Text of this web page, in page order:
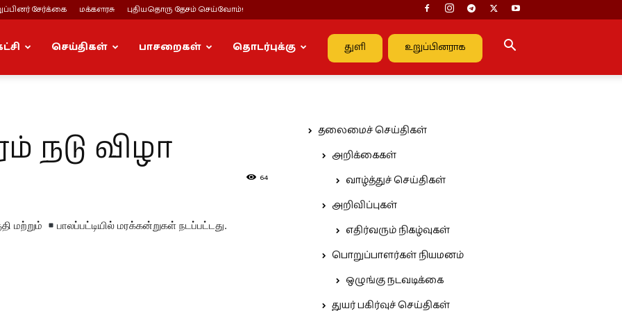
சேர்க்கை மக்களரசு புதியதொரு தேசம் செய்வோம்!
துளி உறுப்பினராக
செய்திகள் பாசறைகள் தொடர்புக்கு
நடு விழா
64
மற்றும் பாலப்பட்டியில் மரக்கன்றுகள் நடப்பட்டது.
தலைமைச் செய்திகள்
அறிக்கைகள்
வாழ்த்துச் செய்திகள்
அறிவிப்புகள்
எதிர்வரும் நிகழ்வுகள்
பொறுப்பாளர்கள் நியமனம்
ஒழுங்கு நடவடிக்கை
துயர் பகிர்வுச் செய்திகள்